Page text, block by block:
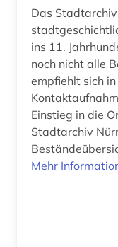
bautechnik (1)
bauwerk (2)
Das
ins 11.
noch nicht alle
empfiehlt sich
Einstieg in die Online-Recherche bietet das
Stadtarchiv
Mehr